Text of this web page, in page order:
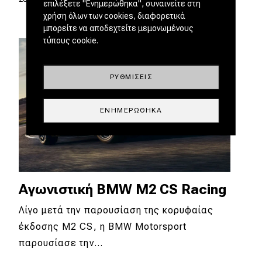
Αγωνιστική BMW M2 CS Racing
Λίγο μετά την παρουσίαση της κορυφαίας
έκδοσης M2 CS, η BMW Motorsport
παρουσίασε την…
επιλέξετε "Ενημερώθηκα", συναινείτε στη
χρήση όλων των cookies, διαφορετικά
μπορείτε να αποδεχτείτε μεμονωμένους
τύπους cookie.
ΡΥΘΜΊΣΕΙΣ
ΕΝΗΜΕΡΏΘΗΚΑ